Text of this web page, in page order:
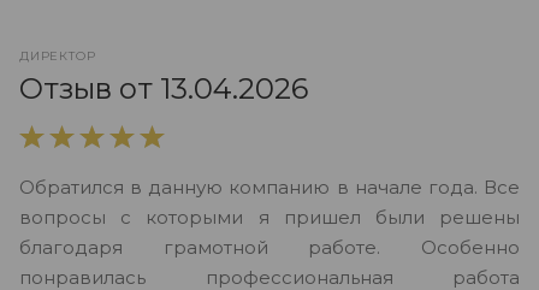
ДИРЕКТОР
Отзыв от 13.04.2026
Обратился в данную компанию в начале года. Все
вопросы с которыми я пришел были решены
благодаря грамотной работе. Особенно
понравилась профессиональная работа